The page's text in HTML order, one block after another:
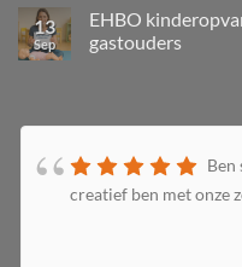
13
Sep
EHBO
gastouders
Ben
creatief ben met onze